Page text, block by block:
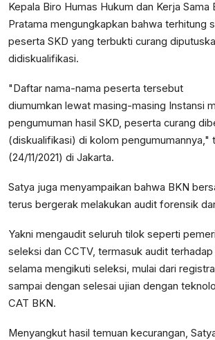
Kepala Biro Humas Hukum dan Kerja Sama
Pratama mengungkapkan bahwa terhitung
peserta SKD yang terbukti curang
didiskualifikasi.
"Daftar nama-nama peserta tersebut
diumumkan lewat masing-masing Instansi
pengumuman hasil SKD, peserta curang
(diskualifikasi) di kolom pengumumannya,"
(24/11/2021) di Jakarta.
Satya juga menyampaikan bahwa BKN
terus bergerak melakukan audit forensik
Yakni mengaudit seluruh tilok seperti
seleksi dan CCTV, termasuk audit
selama mengikuti seleksi, mulai dari
sampai dengan selesai ujian dengan
CAT BKN.
Menyangkut hasil temuan kecurangan,